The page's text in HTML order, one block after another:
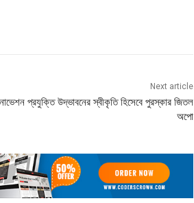
Next article
প্রযুক্তি উদ্ভাবনের স্বীকৃতি হিসেবে পুরস্কার জিতল
অপো